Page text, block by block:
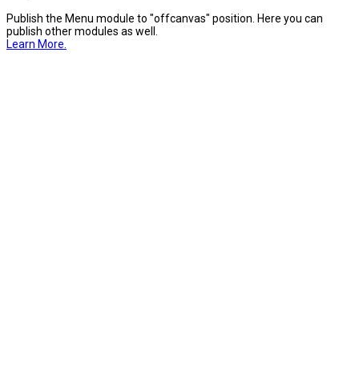
Publish the Menu module to "offcanvas" position. Here you can
publish other modules as well.
Learn More.